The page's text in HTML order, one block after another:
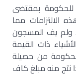
للحكومة بمقتضى
الالتزامات مما
ولم يف المسجون
ذات القيمة
من حصيلة
نتج منه مبلغ كاف